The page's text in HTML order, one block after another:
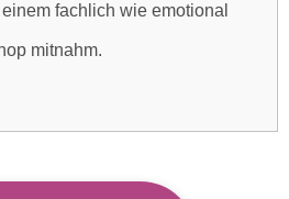
fachlich wie emotional
mitnahm.